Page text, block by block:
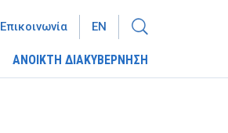
ΑΝΟΙΚΤΗ ΔΙΑΚΥΒΕΡΝΗΣΗ
Επικοινωνία EN